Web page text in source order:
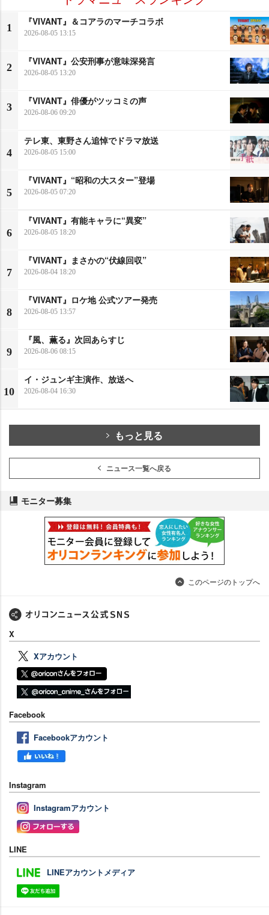
1
『VIVANT』＆コアラのマーチコラボ
2026-08-05 13:15
2
『VIVANT』公安刑事が意味深発言
2026-08-05 13:20
3
『VIVANT』俳優がツッコミの声
2026-08-06 09:20
4
テレ東、東野さん追悼でドラマ放送
2026-08-05 15:00
5
『VIVANT』“昭和の大スター”登場
2026-08-05 07:20
6
『VIVANT』有能キャラに“異変”
2026-08-05 18:20
7
『VIVANT』まさかの“伏線回収”
2026-08-04 18:20
8
『VIVANT』ロケ地 公式ツアー発売
2026-08-05 13:57
9
『風、薫る』次回あらすじ
2026-08-06 08:15
10
イ・ジュンギ主演作、放送へ
2026-08-04 16:30
もっと見る
ニュース一覧へ戻る
モニター募集
このページのトップへ
X
Xアカウント
Facebook
Facebookアカウント
Instagram
Instagramアカウント
LINE
LINEアカウントメディア